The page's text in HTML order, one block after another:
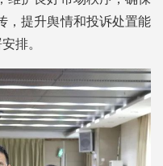
，提升舆情和投诉处置能
排。